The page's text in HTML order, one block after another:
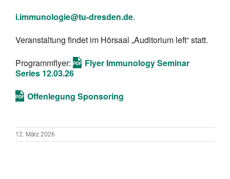
i.immunologie@tu-dresden.de.
Veranstaltung findet im Hörsaal „Auditorium left“ statt.
Programmflyer:
Flyer Immunology Seminar
Series 12.03.26
Offenlegung Sponsoring
12. März 2026